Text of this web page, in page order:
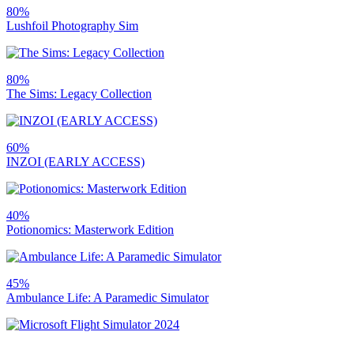
80%
Lushfoil Photography Sim
80%
The Sims: Legacy Collection
60%
INZOI (EARLY ACCESS)
40%
Potionomics: Masterwork Edition
45%
Ambulance Life: A Paramedic Simulator